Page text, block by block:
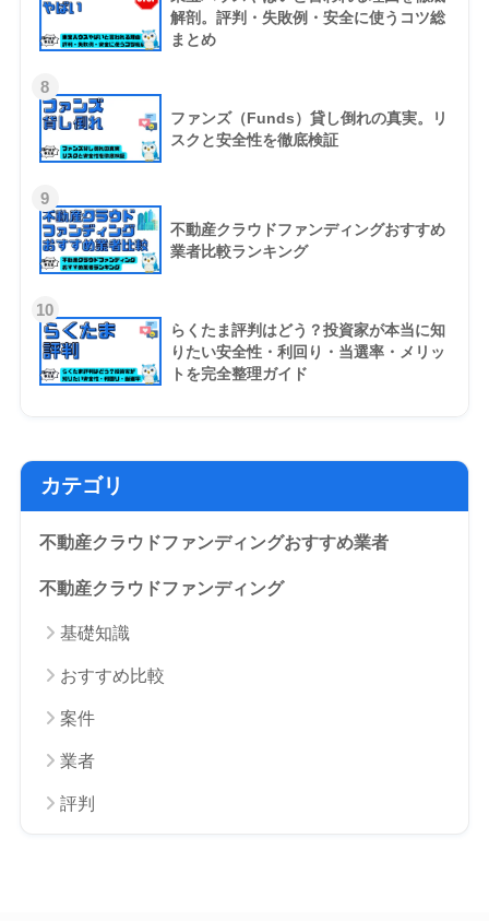
解剖。評判・失敗例・安全に使うコツ総
まとめ
8
ファンズ（Funds）貸し倒れの真実。リ
スクと安全性を徹底検証
9
不動産クラウドファンディングおすすめ
業者比較ランキング
10
らくたま評判はどう？投資家が本当に知
りたい安全性・利回り・当選率・メリッ
トを完全整理ガイド
カテゴリ
不動産クラウドファンディングおすすめ業者
不動産クラウドファンディング
基礎知識
おすすめ比較
案件
業者
評判